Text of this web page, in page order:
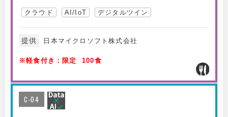
クラウド AI/IoT デジタルツイン
提供 日本マイクロソフト株式会社
※軽食付き：限定 100食
C-04